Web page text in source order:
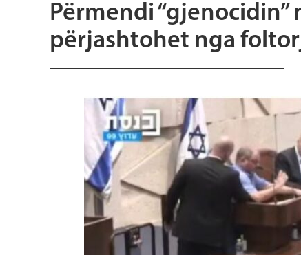
Përmendi
përjashtohet nga